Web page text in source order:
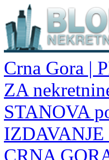
Crna Gora |
ZA
STANOVA
CRNA